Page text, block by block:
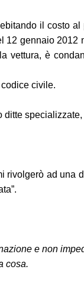
il costo
gennaio
è
civile.
ad
e non
cosa.